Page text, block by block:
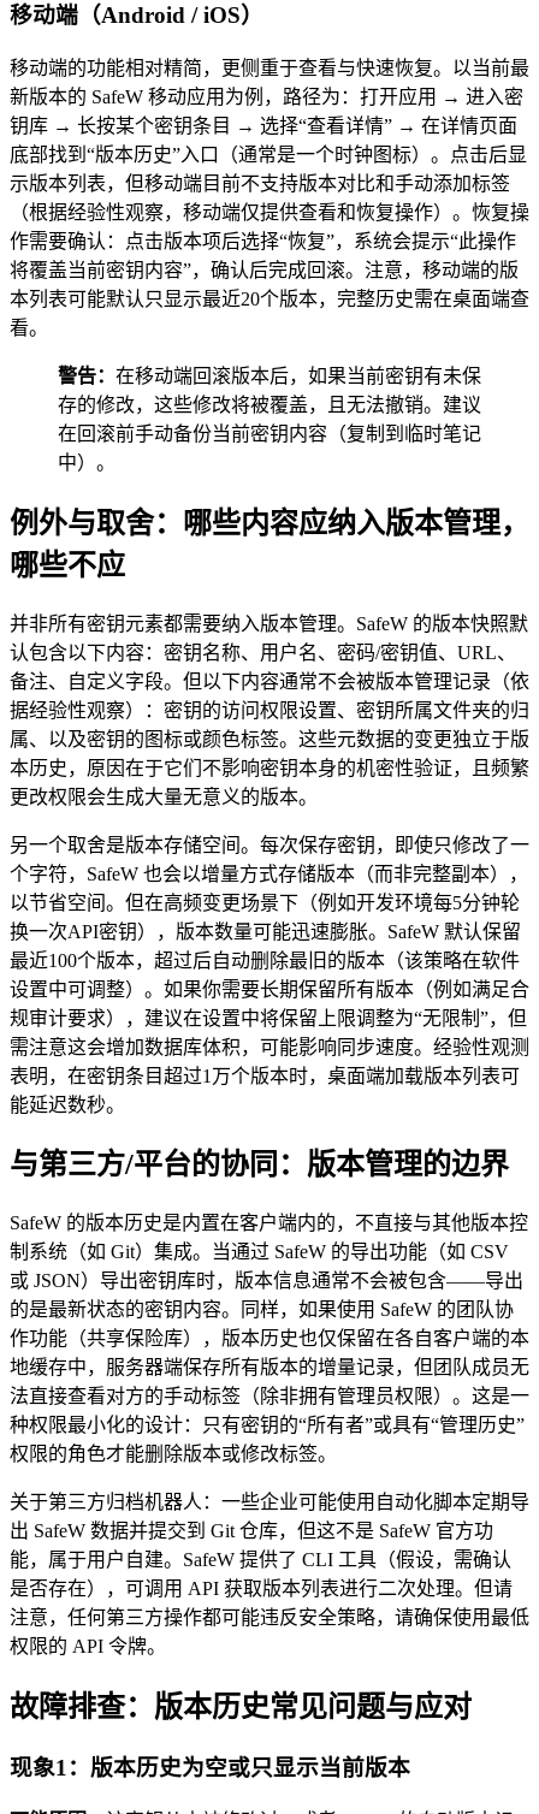
移动端（Android / iOS）
移动端的功能相对精简，更侧重于查看与快速恢复。以当前最
新版本的 SafeW 移动应用为例，路径为：打开应用 → 进入密
钥库 → 长按某个密钥条目 → 选择“查看详情” → 在详情页面
底部找到“版本历史”入口（通常是一个时钟图标）。点击后显
示版本列表，但移动端目前不支持版本对比和手动添加标签
（根据经验性观察，移动端仅提供查看和恢复操作）。恢复操
作需要确认：点击版本项后选择“恢复”，系统会提示“此操作
将覆盖当前密钥内容”，确认后完成回滚。注意，移动端的版
本列表可能默认只显示最近20个版本，完整历史需在桌面端查
看。
警告： 在移动端回滚版本后，如果当前密钥有未保
存的修改，这些修改将被覆盖，且无法撤销。建议
在回滚前手动备份当前密钥内容（复制到临时笔记
中）。
例外与取舍：哪些内容应纳入版本管理，
哪些不应
并非所有密钥元素都需要纳入版本管理。SafeW 的版本快照默
认包含以下内容：密钥名称、用户名、密码/密钥值、URL、
备注、自定义字段。但以下内容通常不会被版本管理记录（依
据经验性观察）：密钥的访问权限设置、密钥所属文件夹的归
属、以及密钥的图标或颜色标签。这些元数据的变更独立于版
本历史，原因在于它们不影响密钥本身的机密性验证，且频繁
更改权限会生成大量无意义的版本。
另一个取舍是版本存储空间。每次保存密钥，即使只修改了一
个字符，SafeW 也会以增量方式存储版本（而非完整副本），
以节省空间。但在高频变更场景下（例如开发环境每5分钟轮
换一次API密钥），版本数量可能迅速膨胀。SafeW 默认保留
最近100个版本，超过后自动删除最旧的版本（该策略在软件
设置中可调整）。如果你需要长期保留所有版本（例如满足合
规审计要求），建议在设置中将保留上限调整为“无限制”，但
需注意这会增加数据库体积，可能影响同步速度。经验性观测
表明，在密钥条目超过1万个版本时，桌面端加载版本列表可
能延迟数秒。
与第三方/平台的协同：版本管理的边界
SafeW 的版本历史是内置在客户端内的，不直接与其他版本控
制系统（如 Git）集成。当通过 SafeW 的导出功能（如 CSV
或 JSON）导出密钥库时，版本信息通常不会被包含——导出
的是最新状态的密钥内容。同样，如果使用 SafeW 的团队协
作功能（共享保险库），版本历史也仅保留在各自客户端的本
地缓存中，服务器端保存所有版本的增量记录，但团队成员无
法直接查看对方的手动标签（除非拥有管理员权限）。这是一
种权限最小化的设计：只有密钥的“所有者”或具有“管理历史”
权限的角色才能删除版本或修改标签。
关于第三方归档机器人：一些企业可能使用自动化脚本定期导
出 SafeW 数据并提交到 Git 仓库，但这不是 SafeW 官方功
能，属于用户自建。SafeW 提供了 CLI 工具（假设，需确认
是否存在），可调用 API 获取版本列表进行二次处理。但请
注意，任何第三方操作都可能违反安全策略，请确保使用最低
权限的 API 令牌。
故障排查：版本历史常见问题与应对
现象1：版本历史为空或只显示当前版本